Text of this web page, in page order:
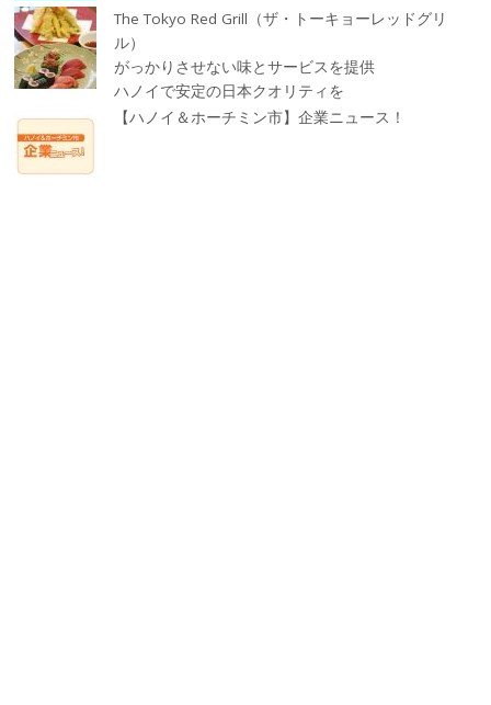
The Tokyo Red Grill（ザ・トーキョーレッドグリ
ル）
がっかりさせない味とサービスを提供
ハノイで安定の日本クオリティを
【ハノイ＆ホーチミン市】企業ニュース！